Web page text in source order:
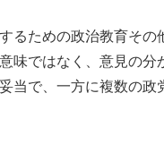
るための政治教育その
味ではなく、意見の分
当で、一方に複数の政